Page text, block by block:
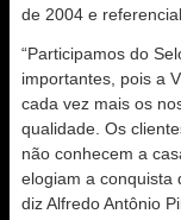
de 2004 e
“Participamos do
importantes, pois a
cada vez mais os
qualidade. Os
não conhecem a
elogiam a conquista
diz Alfredo Antônio